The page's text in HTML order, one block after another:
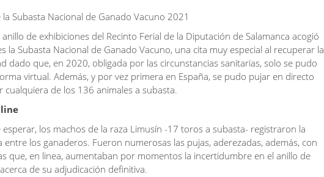
de exhibiciones del Recinto Ferial de la Diputación de Salamanca acogió
la Subasta Nacional de Ganado Vacuno, una cita muy especial al recuperar la
dado que, en 2020, obligada por las circunstancias sanitarias, solo se pudo
virtual. Además, y por vez primera en España, se pudo pujar en directo
cualquiera de los 136 animales a subasta.
esperar, los machos de la raza Limusín -17 toros a subasta- registraron la
entre los ganaderos. Fueron numerosas las pujas, aderezadas, además, con
que, en linea, aumentaban por momentos la incertidumbre en el anillo de
de su adjudicación definitiva.